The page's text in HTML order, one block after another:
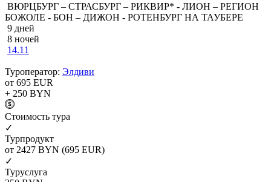
ВЮРЦБУРГ – СТРАСБУРГ – РИКВИР* - ЛИОН – РЕГИОН
БОЖОЛЕ - БОН – ДИЖОН - РОТЕНБУРГ НА ТАУБЕРЕ
9 дней
8 ночей
14.11
Туроператор: Элдиви
от 695 EUR
+ 250 BYN
Cтоимость тура
✓
Турпродукт
от 2427 BYN (695 EUR)
✓
Туруслуга